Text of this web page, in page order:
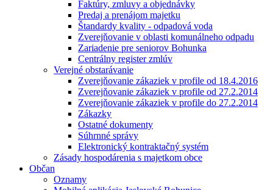
Faktúry, zmluvy a objednávky
Predaj a prenájom majetku
Štandardy kvality - odpadová voda
Zverejňovanie v oblasti komunálneho odpadu
Zariadenie pre seniorov Bohunka
Centrálny register zmlúv
Verejné obstarávanie
Zverejňovanie zákaziek v profile od 18.4.2016
Zverejňovanie zákaziek v profile od 27.2.2014
Zverejňovanie zákaziek v profile do 27.2.2014
Zákazky
Ostatné dokumenty
Súhrnné správy
Elektronický kontraktačný systém
Zásady hospodárenia s majetkom obce
Občan
Oznamy